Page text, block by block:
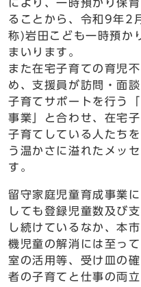
により、一時預かり保
ることから、令和9年2
称)岩田こども一時預か
まいります。
また在宅子育ての育児
め、支援員が訪問・面
子育てサポートを行う
事業」と合わせ、在宅
子育てしている人たち
う温かさに溢れたメッ
す。
留守家庭児童育成事業
しても登録児童数及び
し続けているなか、本
機児童の解消には至っ
室の活用等、受け皿の
者の子育てと仕事の両